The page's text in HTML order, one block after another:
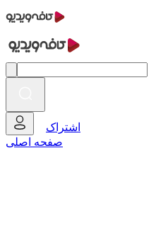
اشتراک
صفحه اصلی